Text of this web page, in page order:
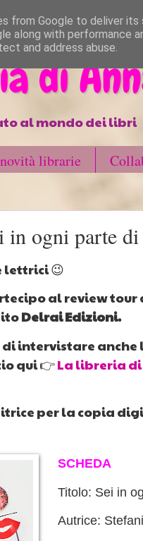
di
al mondo dei libri
librarie
in ogni parte
lettrici 😉
al review tour
Delrai Edizioni.
di intervistare
qui 👉La libreria
per la copia
SCHEDA
Titolo: Sei in
Autrice:
from Google to deliver
along with performance
and address abuse.